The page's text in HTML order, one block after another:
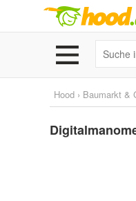
Hood › Baumarkt &